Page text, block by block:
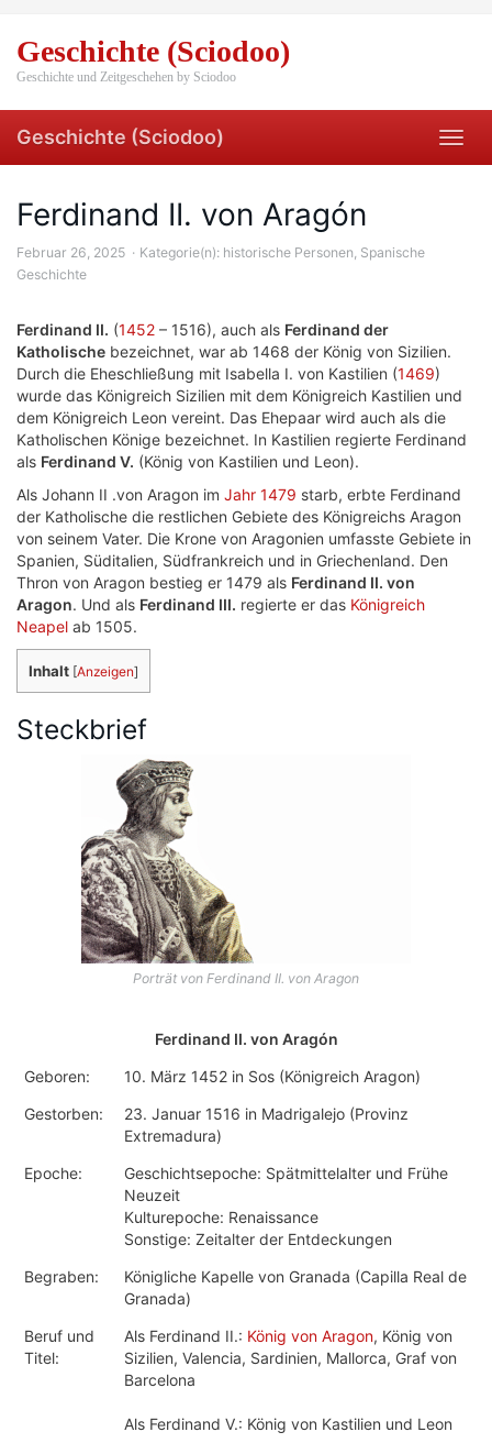
main
content
Geschichte (Sciodoo)
Geschichte und Zeitgeschehen by Sciodoo
Geschichte (Sciodoo)
Ferdinand II. von Aragón
Februar 26, 2025 Kategorie(n): historische Personen, Spanische
Geschichte
Ferdinand II. (1452 – 1516), auch als Ferdinand der
Katholische bezeichnet, war ab 1468 der König von Sizilien.
Durch die Eheschließung mit Isabella I. von Kastilien (1469)
wurde das Königreich Sizilien mit dem Königreich Kastilien und
dem Königreich Leon vereint. Das Ehepaar wird auch als die
Katholischen Könige bezeichnet. In Kastilien regierte Ferdinand
als Ferdinand V. (König von Kastilien und Leon).
Als Johann II .von Aragon im Jahr 1479 starb, erbte Ferdinand
der Katholische die restlichen Gebiete des Königreichs Aragon
von seinem Vater. Die Krone von Aragonien umfasste Gebiete in
Spanien, Süditalien, Südfrankreich und in Griechenland. Den
Thron von Aragon bestieg er 1479 als Ferdinand II. von
Aragon. Und als Ferdinand III. regierte er das Königreich
Neapel ab 1505.
Inhalt [Anzeigen]
Steckbrief
Porträt von Ferdinand II. von Aragon
Ferdinand II. von Aragón
Geboren:
10. März 1452 in Sos (Königreich Aragon)
Gestorben:
23. Januar 1516 in Madrigalejo (Provinz
Extremadura)
Epoche:
Geschichtsepoche: Spätmittelalter und Frühe
Neuzeit
Kulturepoche: Renaissance
Sonstige: Zeitalter der Entdeckungen
Begraben:
Königliche Kapelle von Granada (Capilla Real de
Granada)
Beruf und
Titel:
Als Ferdinand II.: König von Aragon, König von
Sizilien, Valencia, Sardinien, Mallorca, Graf von
Barcelona
Als Ferdinand V.: König von Kastilien und Leon